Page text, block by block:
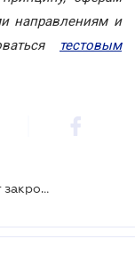
направлениям и
тестовым
Столичным водителям: Шулявский мост закроют 16 марта